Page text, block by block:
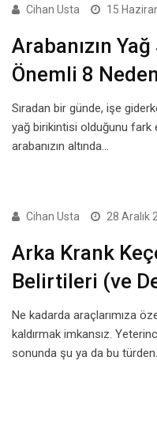
MOTOR ARIZALARI
Cihan Usta 15
Arabanızın Yağ
Önemli 8
Sıradan bir günde, işe
yağ birikintisi olduğunu fark
arabanızın altında…
GENEL
Cihan Usta 28 Aralık
Arka Krank
Belirtileri (ve
Ne kadarda araçlarımıza
kaldırmak imkansız.
sonunda şu ya da bu